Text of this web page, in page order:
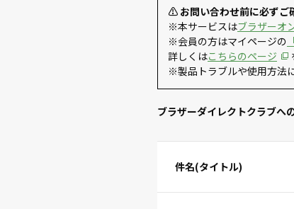
⚠ お問い合わせ前に必ずご
※本サービスはブラザーオ
※会員の方はマイページの
詳しくはこちらのページ
※製品トラブルや使用方法
ブラザーダイレクトクラブへ
件名(タイトル)